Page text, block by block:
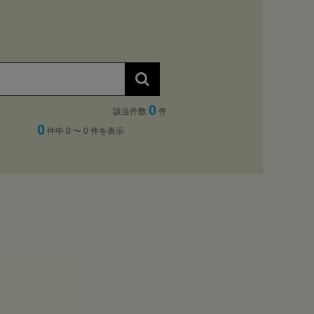
該当件数 0 件
0 件中 0 〜 0 件を表示